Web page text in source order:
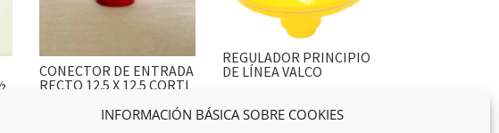
INFORMACIÓN BÁSICA SOBRE COOKIES
CONECTOR DE ENTRADA
RECTO 12.5 X 12.5 CORTI
REGULADOR PRINCIPIO
DE LÍNEA VALCO